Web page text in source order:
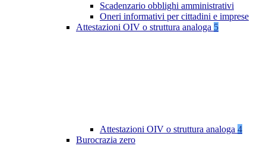
Scadenzario obblighi amministrativi
Oneri informativi per cittadini e imprese
Attestazioni OIV o struttura analoga 5
Attestazioni OIV o struttura analoga 4
Burocrazia zero